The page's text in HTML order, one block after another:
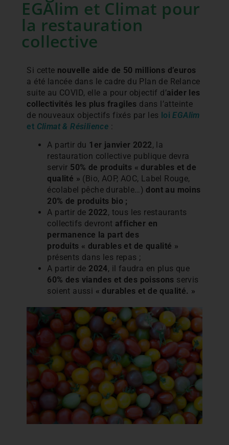
EGAlim et Climat pour
la restauration
collective
Si cette nouvelle aide de 50 millions d’euros
a été lancée dans le cadre du Plan de Relance
suite au COVID, elle a pour objectif d’aider les
collectivités les plus fragiles dans l’atteinte
de nouveaux objectifs fixés par les loiEGAlim
et Climat & Résilience :
A partir du 1er janvier 2022, la
restauration collective publique devra
servir 50% de produits « durables et de
qualité » (Bio, AOP, AOC, Label Rouge,
écolabel pêche durable…) dont au moins
20% de produits bio ;
A partir de 2022, tous les restaurants
collectifs devront afficher en
permanence la part des
produits « durables et de qualité »
présents dans les repas ;
A partir de 2024, il faudra en plus que
60% des viandes et des poissons servis
soient aussi « durables et de qualité. »